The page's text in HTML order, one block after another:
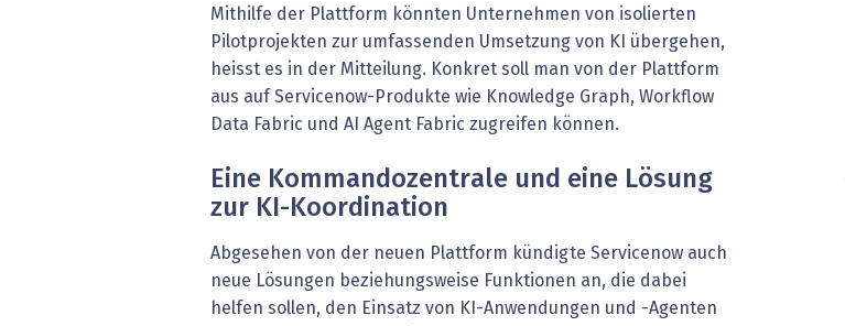
Mithilfe der Plattform könnten Unternehmen von isolierten
Pilotprojekten zur umfassenden Umsetzung von KI übergehen,
heisst es in der Mitteilung. Konkret soll man von der Plattform
aus auf Servicenow-Produkte wie Knowledge Graph, Workflow
Data Fabric und AI Agent Fabric zugreifen können.
Eine Kommandozentrale und eine Lösung
zur KI-Koordination
Abgesehen von der neuen Plattform kündigte Servicenow auch
neue Lösungen beziehungsweise Funktionen an, die dabei
helfen sollen, den Einsatz von KI-Anwendungen und -Agenten